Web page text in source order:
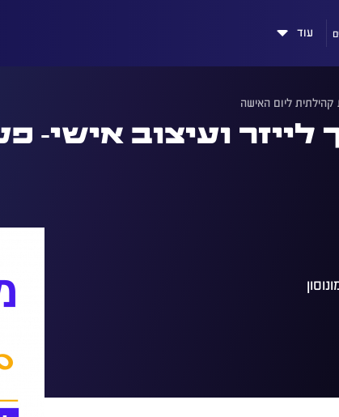
עוד
קהילתית ליום האישה
ועיצוב אישי-